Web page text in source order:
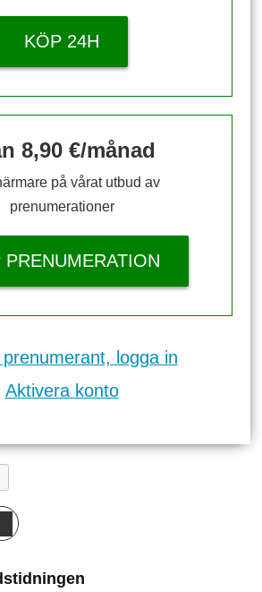
KÖP 24H
8,90 €/månad
på vårat utbud av
prenumerationer
PRENUMERATION
logga in
Aktivera konto